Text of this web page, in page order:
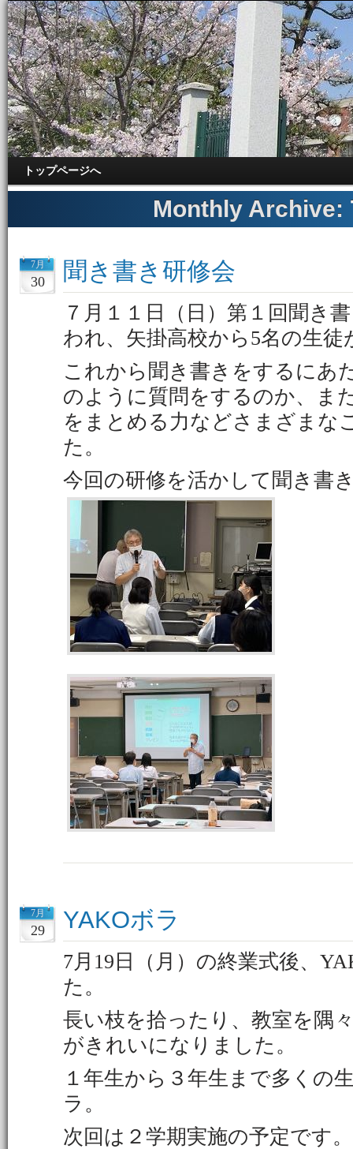
トップページへ
Monthly Archive:
7月
30 聞き書き研修会
７月１１日（日）第１回聞き
われ、矢掛高校から5名の生徒
これから聞き書きをするにあ
のように質問をするのか、ま
をまとめる力などさまざまな
た。
今回の研修を活かして聞き書
7月
29 YAKOボラ
7月19日（月）の終業式後、
た。
長い枝を拾ったり、教室を隅
がきれいになりました。
１年生から３年生まで多くの
ラ。
次回は２学期実施の予定です。